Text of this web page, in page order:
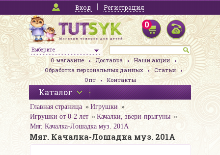
Вход Регистрация
Выберите
0
О магазине Доставка
Наши акции
Обработка персональных данных
Статьи
Опт
Контакты
Каталог
Главная страница
Игрушки
Игрушки от 0-2 лет
Качалки, звери-прыгуны
Мяг. Качалка-Лошадка муз. 201A
Мяг. Качалка-Лошадка муз. 201A